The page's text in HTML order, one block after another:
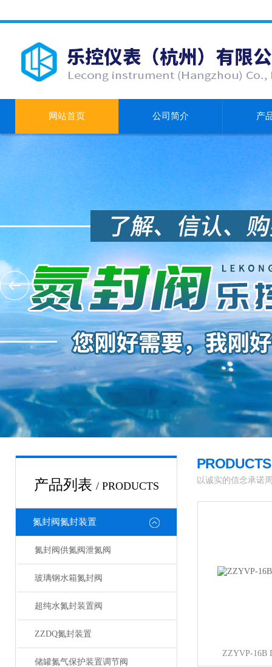
网站首页 公司简介 产
产品列表 / PRODUCTS
氮封阀氮封装置
氮封阀供氮阀泄氮阀
玻璃钢水箱氮封阀
超纯水氮封装置阀
ZZDQ氮封装置
储罐氮气保护装置调节阀
以诚实的信念承诺
ZZYVP-16B